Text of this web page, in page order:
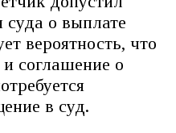
о выплате
вероятность, что
соглашение о
в суд.